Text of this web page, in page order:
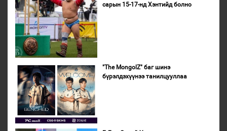
сарын 15-17-нд Хэнтийд болно
"The MongolZ" баг шинэ
бүрэлдэхүүнээ танилцууллаа